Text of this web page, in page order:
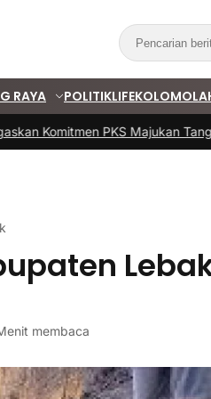
RAYA POLITIKLIFEKOLOM
Komitmen PKS Majukan Tangsel
membaca